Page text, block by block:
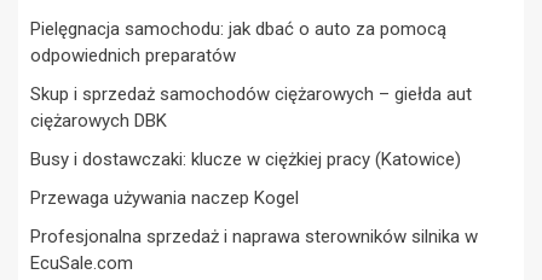
Pielęgnacja samochodu: jak dbać o auto za pomocą
odpowiednich preparatów
Skup i sprzedaż samochodów ciężarowych – giełda aut
ciężarowych DBK
Busy i dostawczaki: klucze w ciężkiej pracy (Katowice)
Przewaga używania naczep Kogel
Profesjonalna sprzedaż i naprawa sterowników silnika w
EcuSale.com